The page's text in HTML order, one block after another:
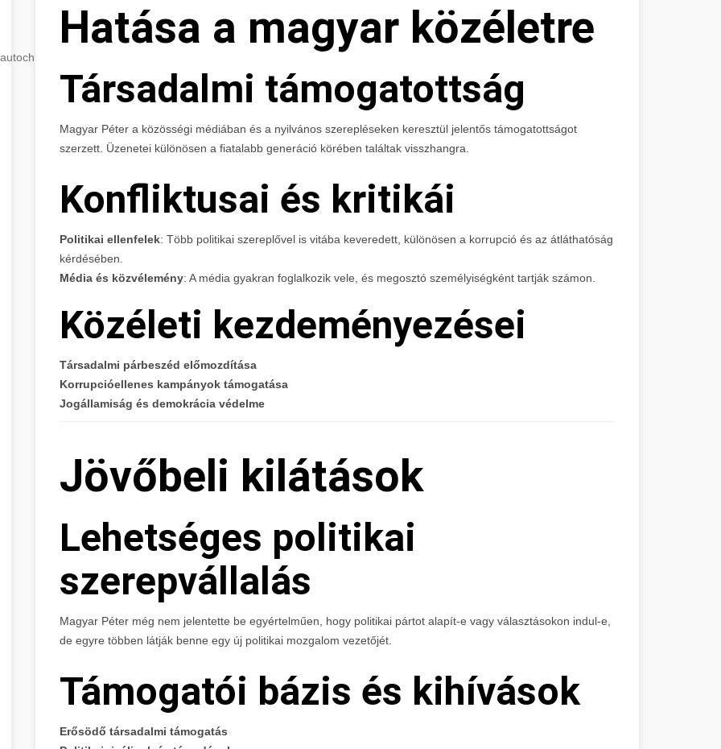
Hatása a magyar közéletre
Társadalmi támogatottság
Magyar Péter a közösségi médiában és a nyilvános szerepléseken keresztül jelentős támogatottságot
szerzett. Üzenetei különösen a fiatalabb generáció körében találtak visszhangra.
Konfliktusai és kritikái
Politikai ellenfelek: Több politikai szereplővel is vitába keveredett, különösen a korrupció és az átláthatóság
kérdésében.
Média és közvélemény: A média gyakran foglalkozik vele, és megosztó személyiségként tartják számon.
Közéleti kezdeményezései
Társadalmi párbeszéd előmozdítása
Korrupcióellenes kampányok támogatása
Jogállamiság és demokrácia védelme
Jövőbeli kilátások
Lehetséges politikai
szerepvállalás
Magyar Péter még nem jelentette be egyértelműen, hogy politikai pártot alapít-e vagy választásokon indul-e,
de egyre többen látják benne egy új politikai mozgalom vezetőjét.
Támogatói bázis és kihívások
Erősödő társadalmi támogatás